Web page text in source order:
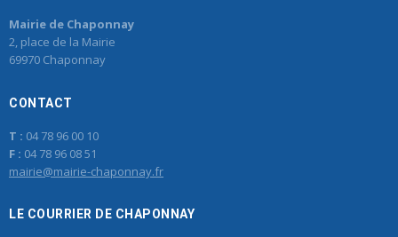
Mairie de Chaponnay
2, place de la Mairie
69970 Chaponnay
CONTACT
T : 04 78 96 00 10
F : 04 78 96 08 51
mairie@mairie-chaponnay.fr
LE COURRIER DE CHAPONNAY